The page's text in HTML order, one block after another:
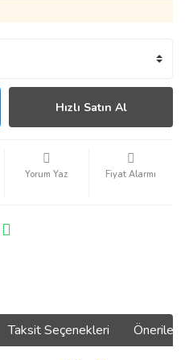
Hızlı Satın Al
Yorum Yaz Fiyat Alarmı
Taksit Seçenekleri